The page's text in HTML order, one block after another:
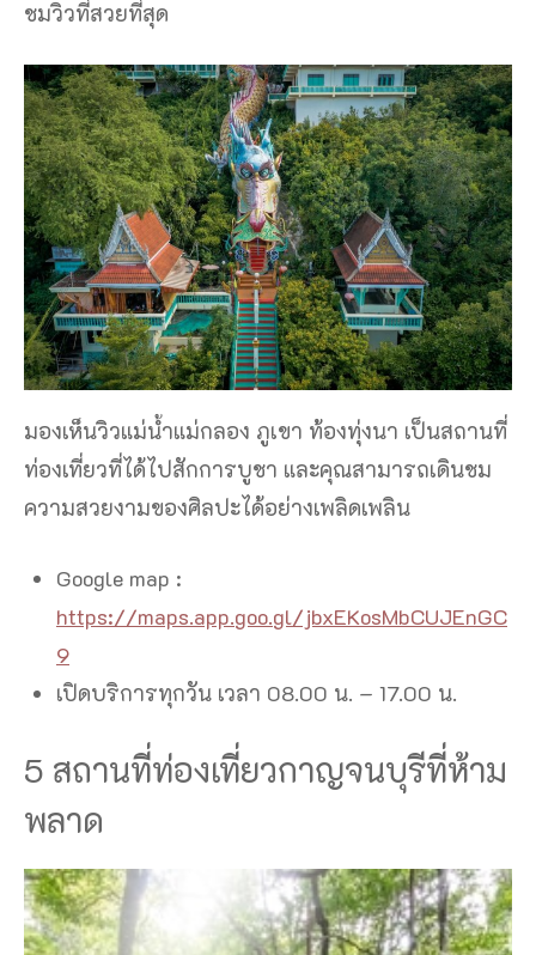
ชมวิวที่สวยที่สุด
มองเห็นวิวแม่น้ำแม่กลอง ภูเขา ท้องทุ่งนา เป็นสถานที่
ท่องเที่ยวที่ได้ไปสักการบูชา และคุณสามารถเดินชม
ความสวยงามของศิลปะได้อย่างเพลิดเพลิน
Google map :
https://maps.app.goo.gl/jbxEKosMbCUJEnGC
9
เปิดบริการทุกวัน เวลา 08.00 น. – 17.00 น.
5 สถานที่ท่องเที่ยวกาญจนบุรีที่ห้าม
พลาด